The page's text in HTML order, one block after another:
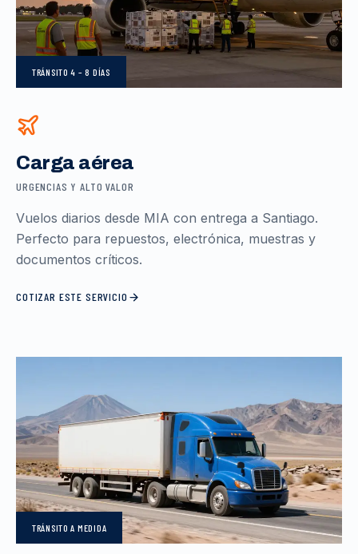
TRÁNSITO4 – 8 DÍAS
Carga aérea
URGENCIAS Y ALTO VALOR
Vuelos diarios desde MIA con entrega a Santiago.
Perfecto para repuestos, electrónica, muestras y
documentos críticos.
COTIZAR ESTE SERVICIO
TRÁNSITOA MEDIDA